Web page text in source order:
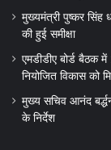
मुख्यमंत्री पुष्कर सिंह
की हुई समीक्षा
एमडीडीए बोर्ड बैठक
नियोजित विकास को
मुख्य सचिव आनंद
के निर्देश